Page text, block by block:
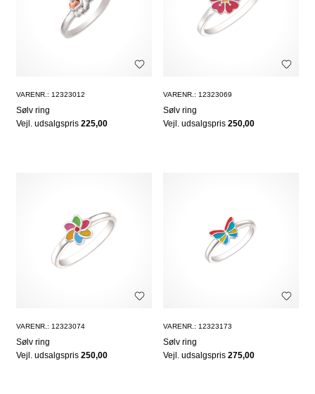
VARENR.: 12323012
Sølv ring
Vejl. udsalgspris 225,00
VARENR.: 12323069
Sølv ring
Vejl. udsalgspris250,00
VARENR.: 12323074
Sølv ring
Vejl. udsalgspris 250,00
VARENR.: 12323173
Sølv ring
Vejl. udsalgspris275,00